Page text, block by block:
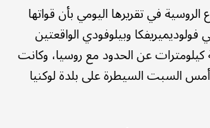
الروسية في تقريرها اليومي بأن قواتها
وبيلوفودي الواقعتين
عن الحدود مع روسيا، وكانت
أمس السبت السيطرة على بلدة لوكنيا